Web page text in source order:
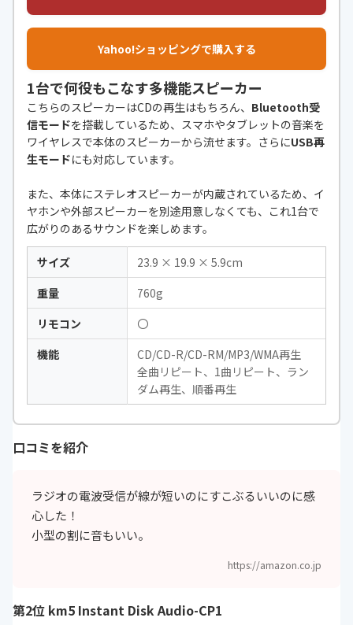
Yahoo!ショッピングで購入する
1台で何役もこなす多機能スピーカー
こちらのスピーカーはCDの再生はもちろん、 Bluetooth受
信モードを搭載しているため、スマホやタブレットの音楽を
ワイヤレスで本体のスピーカーから流せます。さらにUSB再
生モードにも対応しています。
また、本体にステレオスピーカーが内蔵されているため、イ
ヤホンや外部スピーカーを別途用意しなくても、これ1台で
広がりのあるサウンドを楽しめます。
サイズ
23.9 × 19.9 × 5.9cm
重量
760g
リモコン
〇
機能
CD/CD-R/CD-RM/MP3/WMA再生
全曲リピート、1曲リピート、ラン
ダム再生、順番再生
口コミを紹介
ラジオの電波受信が線が短いのにすこぶるいいのに感
心した！
小型の割に音もいい。
https://amazon.co.jp
第2位 km5 Instant Disk Audio-CP1